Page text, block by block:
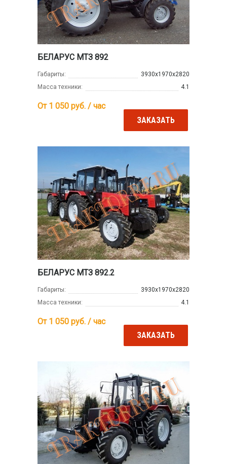
БЕЛАРУС МТЗ 892
Габариты:
3930х1970х2820
Масса техники:
4.1
От 1 050 руб. / час
ЗАКАЗАТЬ
БЕЛАРУС МТЗ 892.2
Габариты:
3930х1970х2820
Масса техники:
4.1
От 1 050 руб. / час
ЗАКАЗАТЬ